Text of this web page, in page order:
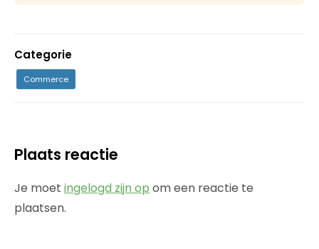
Categorie
Commerce
Plaats reactie
Je moet ingelogd zijn op om een reactie te
plaatsen.